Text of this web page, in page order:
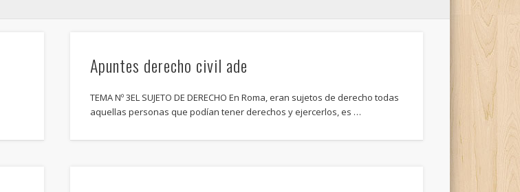
Apuntes derecho civil ade
TEMA Nº 3EL SUJETO DE DERECHO En Roma, eran sujetos de derecho todas
aquellas personas que podían tener derechos y ejercerlos, es …